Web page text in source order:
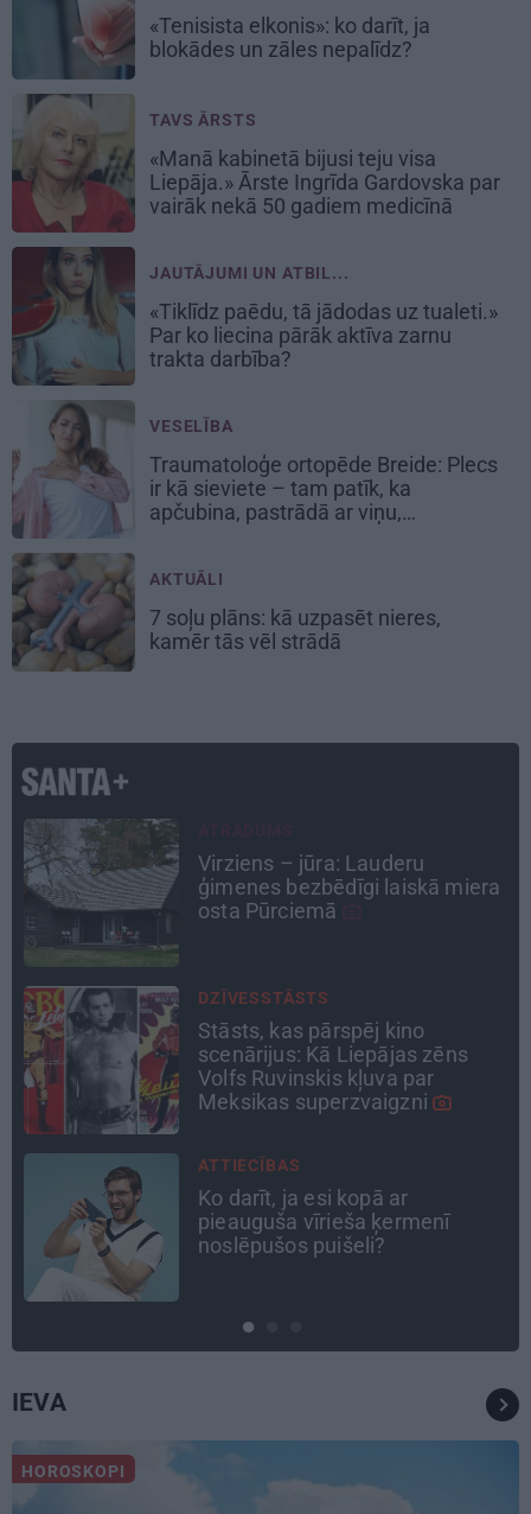
«Tenisista elkonis»: ko darīt, ja
blokādes un zāles nepalīdz?
TAVS ĀRSTS
«Manā kabinetā bijusi teju visa
Liepāja.» Ārste Ingrīda Gardovska par
vairāk nekā 50 gadiem medicīnā
JAUTĀJUMI UN ATBIL...
«Tiklīdz paēdu, tā jādodas uz tualeti.»
Par ko liecina pārāk aktīva zarnu
trakta darbība?
VESELĪBA
Traumatoloģe ortopēde Breide: Plecs
ir kā sieviete – tam patīk, ka
apčubina, pastrādā ar viņu,
AKTUĀLI
7 soļu plāns: kā uzpasēt nieres,
kamēr tās vēl strādā
Draudzeņu ceļojums bez
drāmām: noderīgi padomi
plānošanai un 16 galamērķu
PERSONĪBAS
Astrologs Andris Račs par tēva
lomu 63 gados: Vēl viena
bērniņa piedzimšanu nodefinēju
kā brīnumu!
INTERVIJA
«Nevajag kalnos tēlot varoņus!
Tie ātri noliks pie vietas.»
Alpīnists Atis Plakans, kurš
IEVA
HOROSKOPI